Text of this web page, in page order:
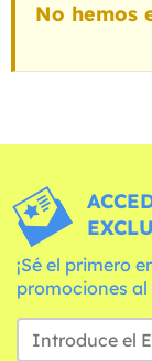
No hemos
¡Sé el primero
promociones